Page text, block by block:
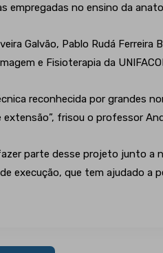
empregadas no ensino da
Galvão, Pablo Rudá
e Fisioterapia da
reconhecida por grandes
frisou o professor
parte desse projeto junto a
execução, que tem ajudado a